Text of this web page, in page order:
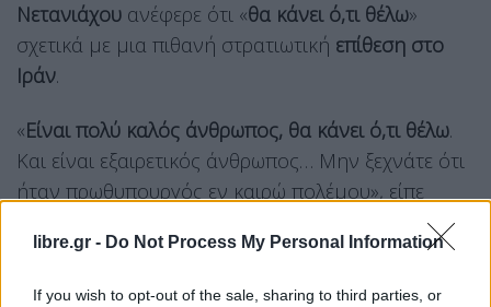
libre.gr - Do Not Process My Personal Information
If you wish to opt-out of the sale, sharing to third parties, or
Νετανιάχου ανέφερε ότι «θα κάνει ό,τι θέλω»
σχετικά με μια πιθανή στρατιωτική επίθεση στο
Ιράν.
«Είναι πολύ καλός άνθρωπος, θα κάνει ό,τι θέλω.
Και είναι εξαιρετικός άνθρωπος… Μην ξεχνάτε ότι
ήταν πρωθυπουργός εν καιρώ πολέμου», είπε
υπάρχει μεταξύ
τους συμφωνία για τον πόλεμο στο Ιράν.